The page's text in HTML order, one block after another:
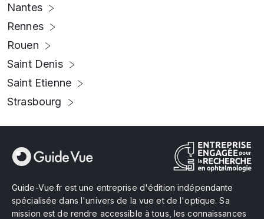
Nantes
Rennes
Rouen
Saint Denis
Saint Etienne
Strasbourg
Guide-Vue.fr est une entreprise d'édition indépendante
spécialisée dans l'univers de la vue et de l'optique. Sa
mission est de rendre accessible à tous, les connaissances